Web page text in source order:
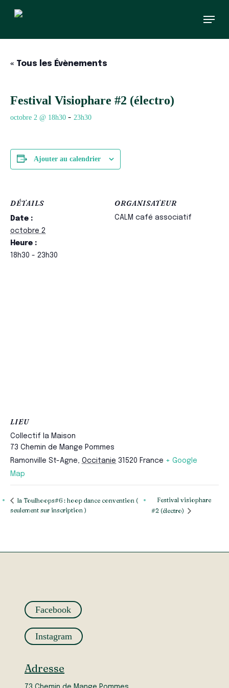
Menu
« Tous les Évènements
Festival Visiophare #2 (électro)
octobre 2 @ 18h30 - 23h30
Ajouter au calendrier
DÉTAILS
Date :
octobre 2
Heure :
18h30 - 23h30
ORGANISATEUR
CALM café associatif
LIEU
Collectif la Maison
73 Chemin de Mange Pommes
Ramonville St-Agne, Occitanie 31520 France + Google
Map
la Toulhoops#6 : hoop dance convention (
seulement sur inscription )
Festival visiophare
#2 (électro)
Facebook
Instagram
Adresse